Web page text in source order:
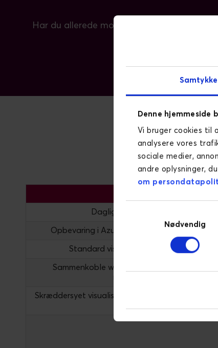
Samtykke
Denne hjemmeside
Vi bruger cookies til
analysere vores
sociale medier,
andre oplysninger,
om
Nødvendig
Har du allerede modtaget beskeden, er
Vi
Dagligt udtræk af Piwik Pro data*
Opbevaring i Azure database eller jeres
Standard visualisering af dine data i
Sammenkoble webdata med data fra fx
Skræddersyet visualisering i Power BI, så du får